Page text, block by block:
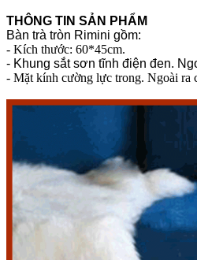
THÔNG TIN SẢN PHẨM
Bàn trà tròn Rimini gồm:
- Kích thước: 60*45cm.
- Khung sắt sơn tĩnh điện đen.
- Mặt kính cường lực trong. Ngoài ra